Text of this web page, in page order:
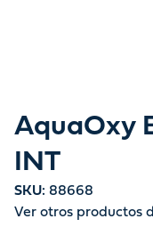
AquaOxy
INT
SKU: 88668
Ver otros productos